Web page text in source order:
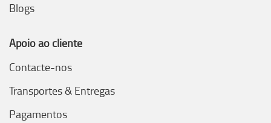
Blogs
Apoio ao cliente
Contacte-nos
Transportes & Entregas
Pagamentos